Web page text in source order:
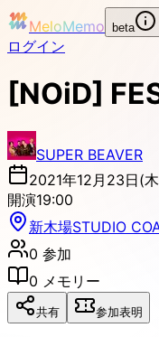
MeloMemo beta
ログイン
[NOiD]
SUPER BEAVER
2021年12月23日(
開演19:00
新木場STUDIO
0 参加
0 メモリー
共有 参加表明